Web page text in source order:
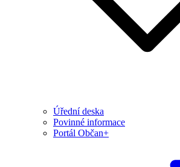
Úřední deska
Povinné informace
Portál Občan+